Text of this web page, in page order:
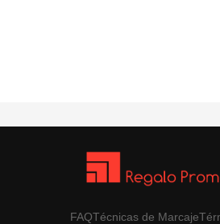
FAQTécnicas de Marcaje